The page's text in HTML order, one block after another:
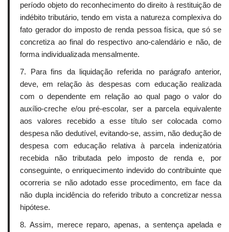
período objeto do reconhecimento do direito à restituição de
indébito tributário, tendo em vista a natureza complexiva do
fato gerador do imposto de renda pessoa física, que só se
concretiza ao final do respectivo ano-calendário e não, de
forma individualizada mensalmente.
7. Para fins da liquidação referida no parágrafo anterior,
deve, em relação às despesas com educação realizada
com o dependente em relação ao qual pago o valor do
auxílio-creche e/ou pré-escolar, ser a parcela equivalente
aos valores recebido a esse título ser colocada como
despesa não dedutível, evitando-se, assim, não dedução de
despesa com educação relativa à parcela indenizatória
recebida não tributada pelo imposto de renda e, por
conseguinte, o enriquecimento indevido do contribuinte que
ocorreria se não adotado esse procedimento, em face da
não dupla incidência do referido tributo a concretizar nessa
hipótese.
8. Assim, merece reparo, apenas, a sentença apelada e